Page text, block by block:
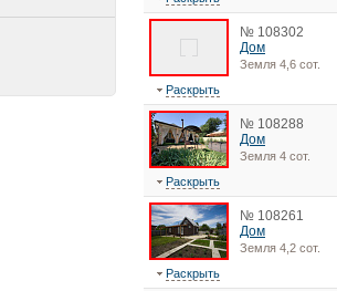
№ 108302
Дом
Земля 4,6 сот.
Раскрыть
№ 108288
Дом
Земля 4 сот.
Раскрыть
№ 108261
Дом
Земля 4,2 сот.
Раскрыть